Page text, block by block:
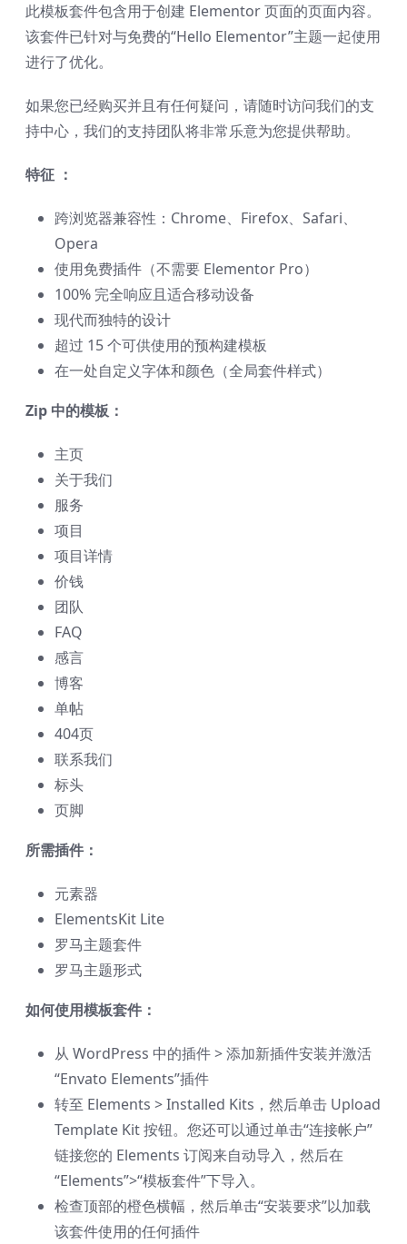
此模板套件包含用于创建 Elementor 页面的页面内容。
该套件已针对与免费的“Hello Elementor”主题一起使用
进行了优化。
如果您已经购买并且有任何疑问，请随时访问我们的支
持中心，我们的支持团队将非常乐意为您提供帮助。
特征 ：
跨浏览器兼容性：Chrome、Firefox、Safari、
Opera
使用免费插件（不需要 Elementor Pro）
100% 完全响应且适合移动设备
现代而独特的设计
超过 15 个可供使用的预构建模板
在一处自定义字体和颜色（全局套件样式）
Zip 中的模板：
主页
关于我们
服务
项目
项目详情
价钱
团队
FAQ
感言
博客
单帖
404页
联系我们
标头
页脚
所需插件：
元素器
ElementsKit Lite
罗马主题套件
罗马主题形式
如何使用模板套件：
从 WordPress 中的插件 > 添加新插件安装并激活
“Envato Elements”插件
转至 Elements > Installed Kits，然后单击 Upload
Template Kit 按钮。您还可以通过单击“连接帐户”
链接您的 Elements 订阅来自动导入，然后在
“Elements”>“模板套件”下导入。
检查顶部的橙色横幅，然后单击“安装要求”以加载
该套件使用的任何插件